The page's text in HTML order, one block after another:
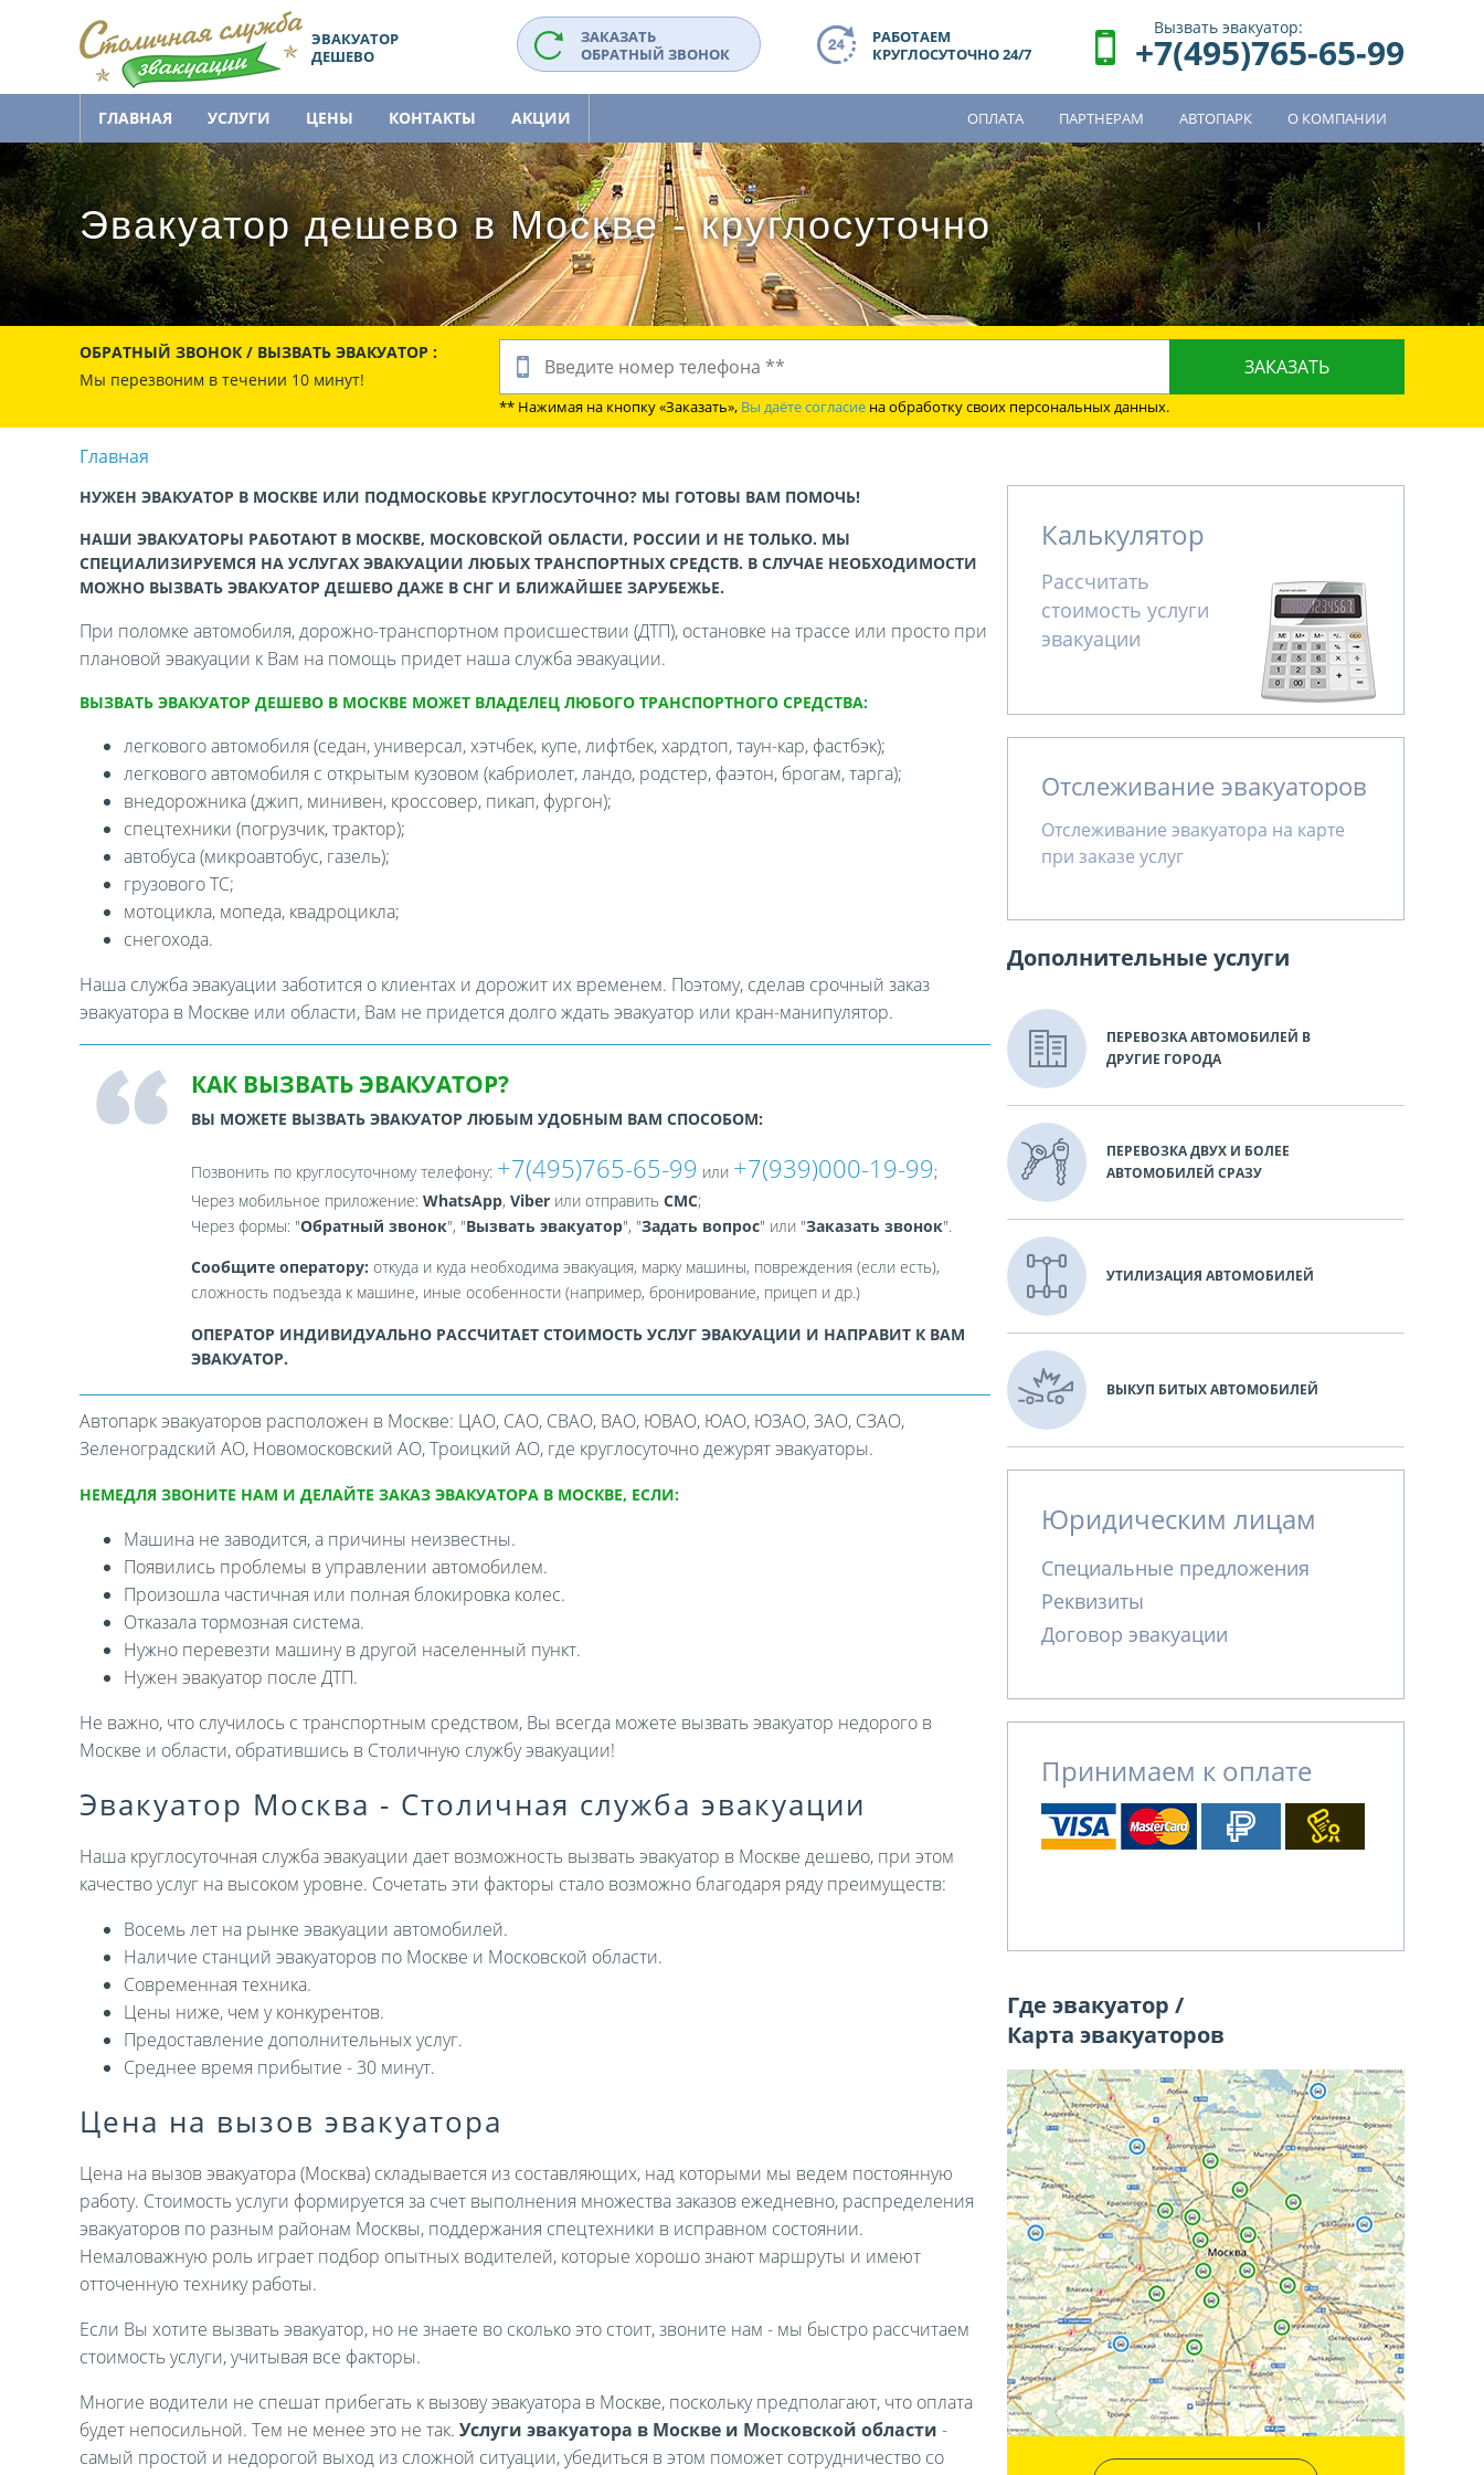
ЭВАКУАТОР
ДЕШЕВО
ЗАКАЗАТЬ
ОБРАТНЫЙ ЗВОНОК
РАБОТАЕМ
КРУГЛОСУТОЧНО 24/7
Вызвать эвакуатор:
+7(495)765-65-99
ГЛАВНАЯ УСЛУГИ ЦЕНЫ КОНТАКТЫ АКЦИИ ОПЛАТА ПАРТНЕРАМ АВТОПАРК О КОМПАНИИ
Эвакуатор дешево в Москве - круглосуточно
ОБРАТНЫЙ ЗВОНОК / ВЫЗВАТЬ ЭВАКУАТОР :
Мы перезвоним в течении 10 минут!
** Нажимая на кнопку «Заказать», Вы даёте согласие на обработку своих персональных данных.
Главная
НУЖЕН ЭВАКУАТОР В МОСКВЕ ИЛИ ПОДМОСКОВЬЕ КРУГЛОСУТОЧНО? МЫ ГОТОВЫ ВАМ ПОМОЧЬ!
НАШИ ЭВАКУАТОРЫ РАБОТАЮТ В МОСКВЕ, МОСКОВСКОЙ ОБЛАСТИ, РОССИИ И НЕ ТОЛЬКО. МЫ
СПЕЦИАЛИЗИРУЕМСЯ НА УСЛУГАХ ЭВАКУАЦИИ ЛЮБЫХ ТРАНСПОРТНЫХ СРЕДСТВ. В СЛУЧАЕ НЕОБХОДИМОСТИ
МОЖНО ВЫЗВАТЬ ЭВАКУАТОР ДЕШЕВО ДАЖЕ В СНГ И БЛИЖАЙШЕЕ ЗАРУБЕЖЬЕ.
При поломке автомобиля, дорожно-транспортном происшествии (ДТП), остановке на трассе или просто при
плановой эвакуации к Вам на помощь придет наша служба эвакуации.
ВЫЗВАТЬ ЭВАКУАТОР ДЕШЕВО В МОСКВЕ МОЖЕТ ВЛАДЕЛЕЦ ЛЮБОГО ТРАНСПОРТНОГО СРЕДСТВА:
легкового автомобиля (седан, универсал, хэтчбек, купе, лифтбек, хардтоп, таун-кар, фастбэк);
легкового автомобиля с открытым кузовом (кабриолет, ландо, родстер, фаэтон, брогам, тарга);
внедорожника (джип, минивен, кроссовер, пикап, фургон);
спецтехники (погрузчик, трактор);
автобуса (микроавтобус, газель);
грузового ТС;
мотоцикла, мопеда, квадроцикла;
снегохода.
Наша служба эвакуации заботится о клиентах и дорожит их временем. Поэтому, сделав срочный заказ
эвакуатора в Москве или области, Вам не придется долго ждать эвакуатор или кран-манипулятор.
КАК ВЫЗВАТЬ ЭВАКУАТОР?
ВЫ МОЖЕТЕ ВЫЗВАТЬ ЭВАКУАТОР ЛЮБЫМ УДОБНЫМ ВАМ СПОСОБОМ:
Позвонить по круглосуточному телефону: +7(495)765-65-99 или +7(939)000-19-99;
Через мобильное приложение: WhatsApp, Viberили отправить СМС;
Через формы: "Обратный звонок", "Вызвать эвакуатор", "Задать вопрос" или "Заказать звонок".
Сообщите оператору: откуда и куда необходима эвакуация, марку машины, повреждения (если есть),
сложность подъезда к машине, иные особенности (например, бронирование, прицеп и др.)
ОПЕРАТОР ИНДИВИДУАЛЬНО РАССЧИТАЕТ СТОИМОСТЬ УСЛУГ ЭВАКУАЦИИ И НАПРАВИТ К ВАМ
ЭВАКУАТОР.
Автопарк эвакуаторов расположен в Москве: ЦАО, САО, СВАО, ВАО, ЮВАО, ЮАО, ЮЗАО, ЗАО, СЗАО,
Зеленоградский АО, Новомосковский АО, Троицкий АО, где круглосуточно дежурят эвакуаторы.
НЕМЕДЛЯ ЗВОНИТЕ НАМ И ДЕЛАЙТЕ ЗАКАЗ ЭВАКУАТОРА В МОСКВЕ, ЕСЛИ:
Машина не заводится, а причины неизвестны.
Появились проблемы в управлении автомобилем.
Произошла частичная или полная блокировка колес.
Отказала тормозная система.
Нужно перевезти машину в другой населенный пункт.
Нужен эвакуатор после ДТП.
Не важно, что случилось с транспортным средством, Вы всегда можете вызвать эвакуатор недорого в
Москве и области, обратившись в Столичную службу эвакуации!
Эвакуатор Москва - Столичная служба эвакуации
Наша круглосуточная служба эвакуации дает возможность вызвать эвакуатор в Москве дешево, при этом
качество услуг на высоком уровне. Сочетать эти факторы стало возможно благодаря ряду преимуществ:
Восемь лет на рынке эвакуации автомобилей.
Наличие станций эвакуаторов по Москве и Московской области.
Современная техника.
Цены ниже, чем у конкурентов.
Предоставление дополнительных услуг.
Среднее время прибытие - 30 минут.
Цена на вызов эвакуатора
Цена на вызов эвакуатора (Москва) складывается из составляющих, над которыми мы ведем постоянную
работу. Стоимость услуги формируется за счет выполнения множества заказов ежедневно, распределения
эвакуаторов по разным районам Москвы, поддержания спецтехники в исправном состоянии.
Немаловажную роль играет подбор опытных водителей, которые хорошо знают маршруты и имеют
отточенную технику работы.
Если Вы хотите вызвать эвакуатор, но не знаете во сколько это стоит, звоните нам - мы быстро рассчитаем
стоимость услуги, учитывая все факторы.
Многие водители не спешат прибегать к вызову эвакуатора в Москве, поскольку предполагают, что оплата
будет непосильной. Тем не менее это не так. Услуги эвакуатора в Москве и Московской области -
самый простой и недорогой выход из сложной ситуации, убедиться в этом поможет сотрудничество со
Калькулятор
Рассчитать
стоимость услуги
эвакуации
Отслеживание эвакуаторов
Отслеживание эвакуатора на карте
при заказе услуг
Дополнительные услуги
ПЕРЕВОЗКА АВТОМОБИЛЕЙ В
ДРУГИЕ ГОРОДА
ПЕРЕВОЗКА ДВУХ И БОЛЕЕ
АВТОМОБИЛЕЙ СРАЗУ
УТИЛИЗАЦИЯ АВТОМОБИЛЕЙ
ВЫКУП БИТЫХ АВТОМОБИЛЕЙ
Юридическим лицам
Специальные предложения
Реквизиты
Договор эвакуации
Принимаем к оплате
Где эвакуатор /
Карта эвакуаторов